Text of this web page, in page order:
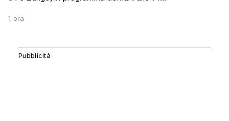
1 ora